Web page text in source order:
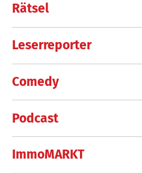
Rätsel
Leserreporter
Comedy
Podcast
ImmoMARKT